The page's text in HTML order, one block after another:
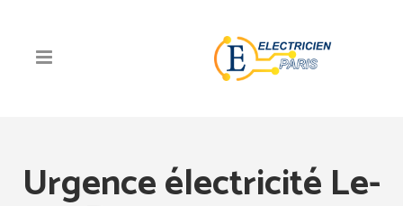
Urgence électricité Le-